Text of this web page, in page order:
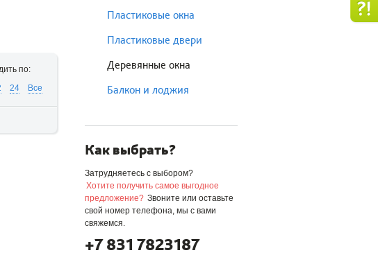
по:
24 Все
Пластиковые окна
Пластиковые двери
Деревянные окна
Балкон и лоджия
Как выбрать?
Затрудняетесь с выбором?
Хотите получить самое выгодное
предложение? Звоните или оставьте
свой номер телефона, мы с вами
свяжемся.
+7 831 7823187